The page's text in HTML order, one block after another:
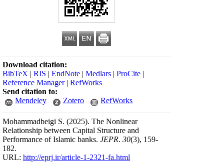
Download citation:
BibTeX | RIS | EndNote | Medlars | ProCite |
Reference Manager| RefWorks
Send citation to:
Mendeley
Zotero RefWorks
Mohammadbeigi S. (2025). The Nonlinear
Relationship between Capital Structure and
Performance of Islamic banks. JEPR. 30(3), 159-
182.
URL: http://eprj.ir/article-1-2321-fa.html